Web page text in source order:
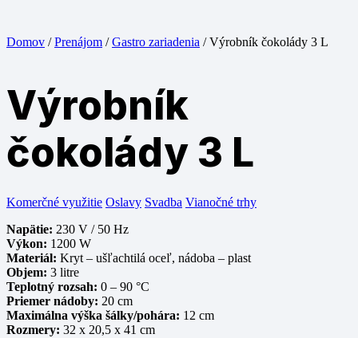
Domov /Prenájom /Gastro zariadenia / Výrobník čokolády 3 L
Výrobník
čokolády 3 L
Komerčné využitie Oslavy Svadba Vianočné trhy
Napätie: 230 V / 50 Hz
Výkon: 1200 W
Materiál: Kryt – ušľachtilá oceľ, nádoba – plast
Objem: 3 litre
Teplotný rozsah: 0 – 90 °C
Priemer nádoby: 20 cm
Maximálna výška šálky/pohára: 12 cm
Rozmery: 32 x 20,5 x 41 cm